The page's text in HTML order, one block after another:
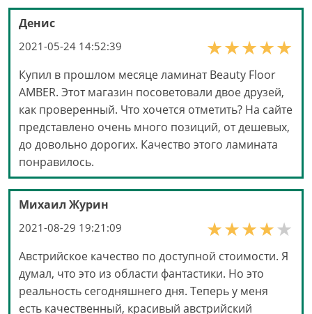
Денис
2021-05-24 14:52:39
Купил в прошлом месяце ламинат Beauty Floor
AMBER. Этот магазин посоветовали двое друзей,
как проверенный. Что хочется отметить? На сайте
представлено очень много позиций, от дешевых,
до довольно дорогих. Качество этого ламината
понравилось.
Михаил Журин
2021-08-29 19:21:09
Австрийское качество по доступной стоимости. Я
думал, что это из области фантастики. Но это
реальность сегодняшнего дня. Теперь у меня
есть качественный, красивый австрийский